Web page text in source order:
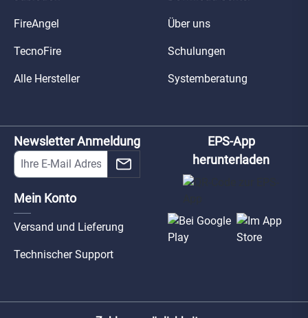
FireAngel
TecnoFire
Alle Hersteller
Über uns
Schulungen
Systemberatung
Newsletter Anmeldung
Mein Konto
Versand und Lieferung
Technischer Support
EPS-App
herunterladen